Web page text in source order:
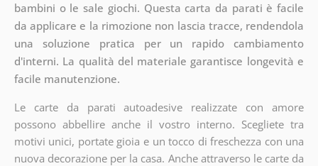
bambini o le sale giochi. Questa carta da parati è facile
da applicare e la rimozione non lascia tracce, rendendola
una soluzione pratica per un rapido cambiamento
d'interni. La qualità del materiale garantisce longevità e
facile manutenzione.
Le carte da parati autoadesive realizzate con amore
possono abbellire anche il vostro interno. Scegliete tra
motivi unici, portate gioia e un tocco di freschezza con una
nuova decorazione per la casa. Anche attraverso le carte da